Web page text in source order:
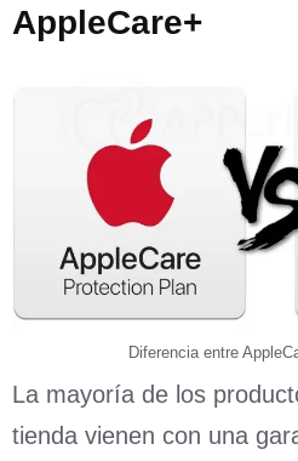
AppleCare+
Diferencia entre
La mayoría de los
tienda vienen con una